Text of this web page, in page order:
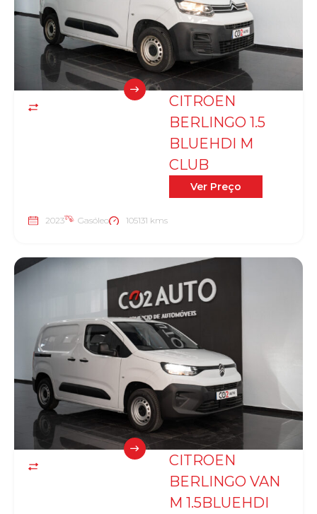
CITROEN
BERLINGO 1.5
BLUEHDI M
CLUB
Ver Preço
2023 Gasóleo 105131 kms
CITROEN
BERLINGO VAN
M 1.5BLUEHDI